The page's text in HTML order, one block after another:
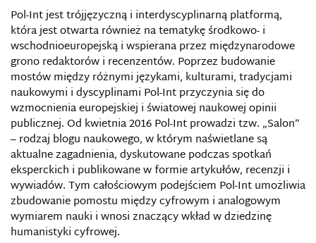
Pol-Int jest trójjęzyczną i interdyscyplinarną platformą,
która jest otwarta również na tematykę środkowo- i
wschodnioeuropejską i wspierana przez międzynarodowe
grono redaktorów i recenzentów. Poprzez budowanie
mostów między różnymi językami, kulturami, tradycjami
naukowymi i dyscyplinami Pol-Int przyczynia się do
wzmocnienia europejskiej i światowej naukowej opinii
publicznej. Od kwietnia 2016 Pol-Int prowadzi tzw. „Salon”
– rodzaj blogu naukowego, w którym naświetlane są
aktualne zagadnienia, dyskutowane podczas spotkań
eksperckich i publikowane w formie artykułów, recenzji i
wywiadów. Tym całościowym podejściem Pol-Int umożliwia
zbudowanie pomostu między cyfrowym i analogowym
wymiarem nauki i wnosi znaczący wkład w dziedzinę
humanistyki cyfrowej.